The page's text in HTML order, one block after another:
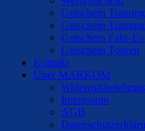
Gutschein
Gutschein
Gutschein Fahr-
Gutschein Touren
Kontakt
Über MARKOM
Impressum
AGB